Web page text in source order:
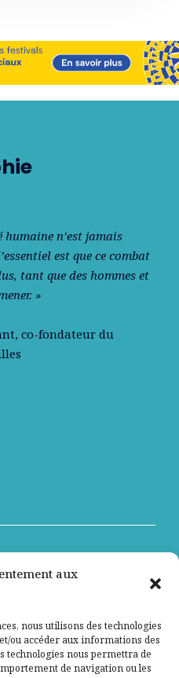
aux
nous utilisons des technologies
ou accéder aux informations des
technologies nous permettra de
de navigation ou les
n’est jamais
est que ce combat
tant que des hommes et
»
co-fondateur du